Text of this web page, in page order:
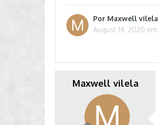
Por Maxwell vilela
August 14, 2020 em
Maxwell vilela